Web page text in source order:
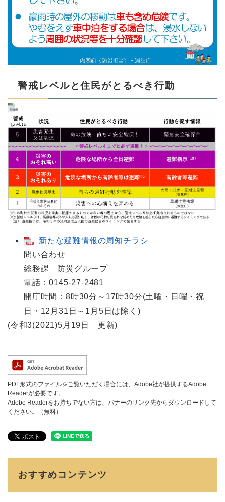
警戒レベルと住民がとるべき行動
新たな避難情報の周知チラシ
問い合わせ
総務課 防災グループ
電話：0145-27-2481
開庁時間：8時30分～17時30分(土曜・日曜・祝
日・12月31日～1月5日は除く)
(令和3(2021)5月19日 更新)
PDF形式のファイルをご覧いただく場合には、Adobe社が提供するAdobe
Readerが必要です。
Adobe Readerをお持ちでない方は、バナーのリンク先からダウンロードして
ください。（無料）
おすすめコンテンツ